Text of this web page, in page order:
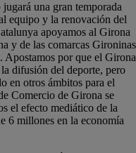
una gran temporada
equipo y la renovación del
apoyamos al Girona
y de las comarcas Gironinas
por que el Girona
difusión del deporte, pero
en otros ámbitos para el
Comercio de Girona se
el efecto mediático de la
6 millones en la economía